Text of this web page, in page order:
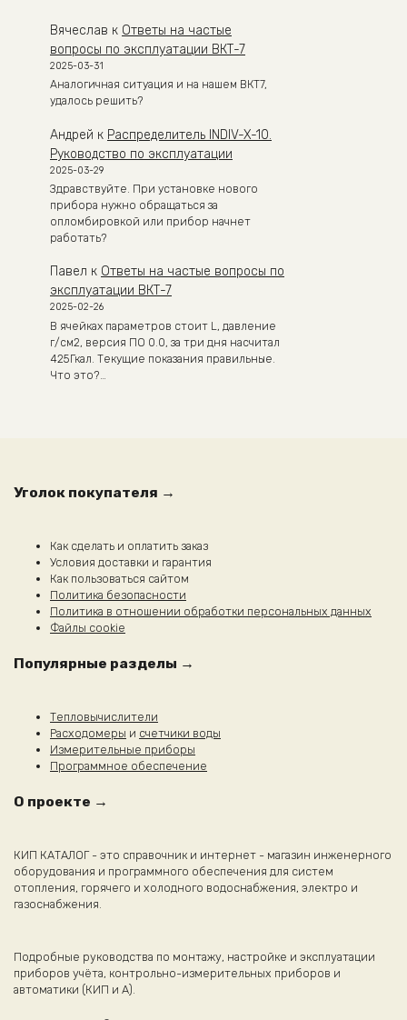
Вячеслав к Ответы на частые
вопросы по эксплуатации ВКТ-7
2025-03-31
Аналогичная ситуация и на нашем ВКТ7,
удалось решить?
Андрей к Распределитель INDIV-X-10.
Руководство по эксплуатации
2025-03-29
Здравствуйте. При установке нового
прибора нужно обращаться за
опломбировкой или прибор начнет
работать?
Павел к Ответы на частые вопросы по
эксплуатации ВКТ-7
2025-02-26
В ячейках параметров стоит L, давление
г/см2, версия ПО 0.0, за три дня насчитал
425Гкал. Текущие показания правильные.
Что это?…
Уголок покупателя →
Как сделать и оплатить заказ
Условия доставки и гарантия
Как пользоваться сайтом
Политика безопасности
Политика в отношении обработки персональных данных
Файлы cookie
Популярные разделы →
Тепловычислители
Расходомеры и счетчики воды
Измерительные приборы
Программное обеспечение
О проекте →
КИП КАТАЛОГ - это справочник и интернет - магазин инженерного
оборудования и программного обеспечения для систем
отопления, горячего и холодного водоснабжения, электро и
газоснабжения.
Подробные руководства по монтажу, настройке и эксплуатации
приборов учёта, контрольно-измерительных приборов и
автоматики (КИП и А).